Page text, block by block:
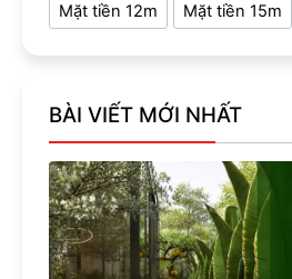
Mặt tiền 12m Mặt tiền 15m
BÀI VIẾT MỚI NHẤT